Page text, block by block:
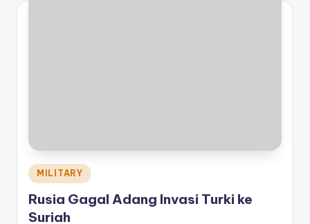
Posted
in
MILITARY
Rusia Gagal Adang Invasi Turki ke
Suriah